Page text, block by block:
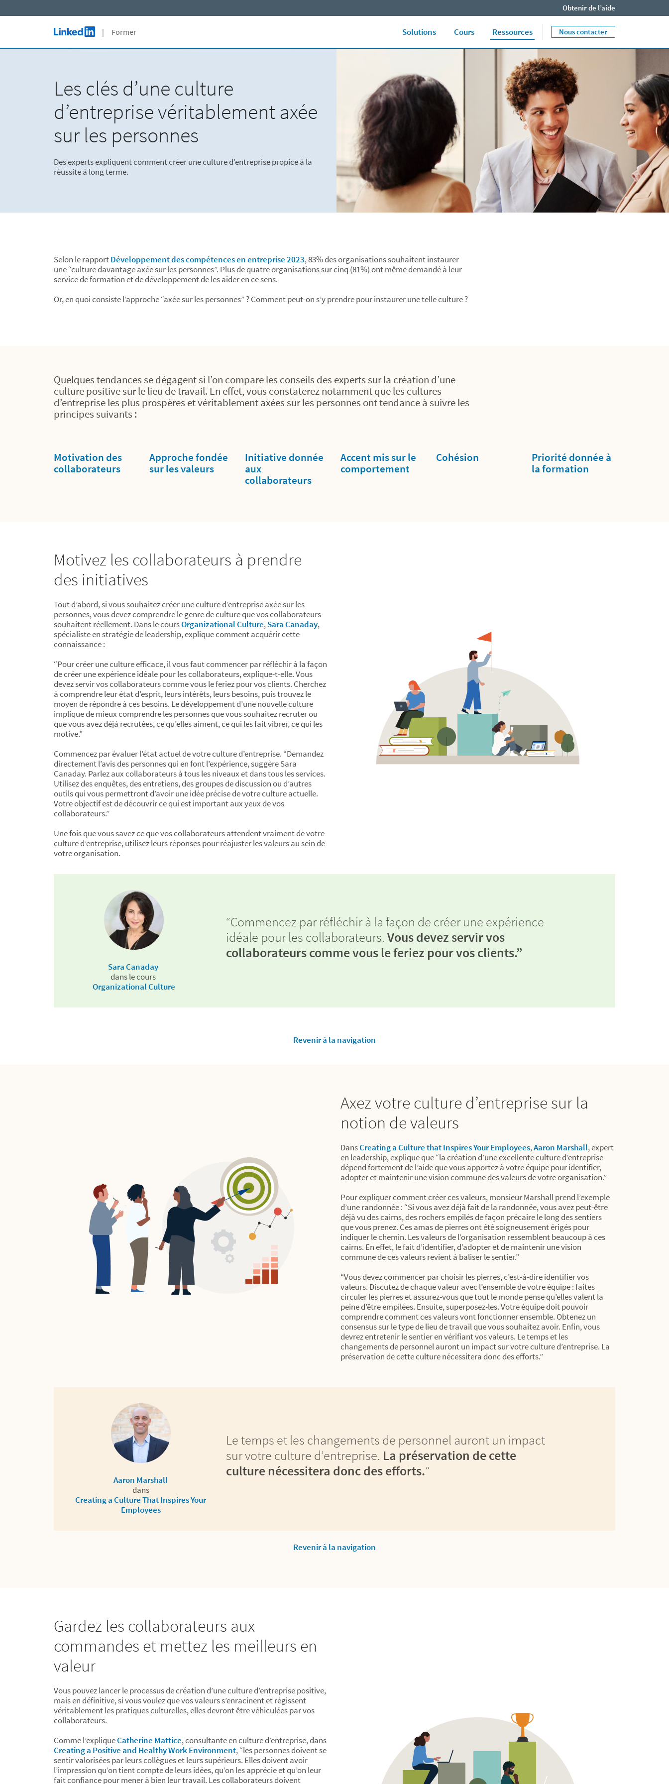
Close jump
Obtenir de l’aide
LinkedIn Logo | Former Solutions Cours Ressources Nous contacter
Pour les écoles et universités
Pour les administrations publiques
Formations Créativité
Programmes de certification
Études de cas clients
Workplace Learning Report
Les clés d’une culture
d’entreprise véritablement axée
sur les personnes
Des experts expliquent comment créer une culture d’entreprise propice à la
réussite à long terme.
Selon le rapportDéveloppement des compétences en entreprise 2023, 83% des organisations souhaitent instaurer
une “culture davantage axée sur les personnes”. Plus de quatre organisations sur cinq (81%) ont même demandé à leur
service de formation et de développement de les aider en ce sens.
Or, en quoi consiste l’approche “axée sur les personnes” ? Comment peut-on s’y prendre pour instaurer une telle culture ?
Quelques tendances se dégagent si l’on compare les conseils des experts sur la création d’une
culture positive sur le lieu de travail. En effet, vous constaterez notamment que les cultures
d’entreprise les plus prospères et véritablement axées sur les personnes ont tendance à suivre les
principes suivants :
Motivation des
collaborateurs
Approche fondée
sur les valeurs
Initiative donnée
aux
collaborateurs
Accent mis sur le
comportement
Cohésion
Priorité donnée à
la formation
Motivez les collaborateurs à prendre
des initiatives
Tout d’abord, si vous souhaitez créer une culture d’entreprise axée sur les
personnes, vous devez comprendre le genre de culture que vos collaborateurs
souhaitent réellement. Dans le coursOrganizational Culture,Sara Canaday,
spécialiste en stratégie de leadership, explique comment acquérir cette
connaissance :
“Pour créer une culture efficace, il vous faut commencer par réfléchir à la façon
de créer une expérience idéale pour les collaborateurs, explique-t-elle. Vous
devez servir vos collaborateurs comme vous le feriez pour vos clients. Cherchez
à comprendre leur état d’esprit, leurs intérêts, leurs besoins, puis trouvez le
moyen de répondre à ces besoins. Le développement d’une nouvelle culture
implique de mieux comprendre les personnes que vous souhaitez recruter ou
que vous avez déjà recrutées, ce qu’elles aiment, ce qui les fait vibrer, ce qui les
motive.”
Commencez par évaluer l’état actuel de votre culture d’entreprise. “Demandez
directement l’avis des personnes qui en font l’expérience, suggère Sara
Canaday. Parlez aux collaborateurs à tous les niveaux et dans tous les services.
Utilisez des enquêtes, des entretiens, des groupes de discussion ou d’autres
outils qui vous permettront d’avoir une idée précise de votre culture actuelle.
Votre objectif est de découvrir ce qui est important aux yeux de vos
collaborateurs.”
Une fois que vous savez ce que vos collaborateurs attendent vraiment de votre
culture d’entreprise, utilisez leurs réponses pour réajuster les valeurs au sein de
votre organisation.
Sara Canaday
dans le cours
Organizational Culture
“Commencez par réfléchir à la façon de créer une expérience
idéale pour les collaborateurs. Vous devez servir vos
collaborateurs comme vous le feriez pour vos clients.”
Revenir à la navigation
Axez votre culture d’entreprise sur la
notion de valeurs
DansCreating a Culture that Inspires Your Employees,Aaron Marshall, expert
en leadership, explique que “la création d’une excellente culture d’entreprise
dépend fortement de l’aide que vous apportez à votre équipe pour identifier,
adopter et maintenir une vision commune des valeurs de votre organisation.”
Pour expliquer comment créer ces valeurs, monsieur Marshall prend l’exemple
d’une randonnée : “Si vous avez déjà fait de la randonnée, vous avez peut-être
déjà vu des cairns, des rochers empilés de façon précaire le long des sentiers
que vous prenez. Ces amas de pierres ont été soigneusement érigés pour
indiquer le chemin. Les valeurs de l’organisation ressemblent beaucoup à ces
cairns. En effet, le fait d’identifier, d’adopter et de maintenir une vision
commune de ces valeurs revient à baliser le sentier.”
“Vous devez commencer par choisir les pierres, c’est-à-dire identifier vos
valeurs. Discutez de chaque valeur avec l’ensemble de votre équipe : faites
circuler les pierres et assurez-vous que tout le monde pense qu’elles valent la
peine d’être empilées. Ensuite, superposez-les. Votre équipe doit pouvoir
comprendre comment ces valeurs vont fonctionner ensemble. Obtenez un
consensus sur le type de lieu de travail que vous souhaitez avoir. Enfin, vous
devrez entretenir le sentier en vérifiant vos valeurs. Le temps et les
changements de personnel auront un impact sur votre culture d’entreprise. La
préservation de cette culture nécessitera donc des efforts.”
Aaron Marshall
dans
Creating a Culture That Inspires Your
Employees
Le temps et les changements de personnel auront un impact
sur votre culture d’entreprise. La préservation de cette
culture nécessitera donc des efforts.”
Revenir à la navigation
Gardez les collaborateurs aux
commandes et mettez les meilleurs en
valeur
Vous pouvez lancer le processus de création d’une culture d’entreprise positive,
mais en définitive, si vous voulez que vos valeurs s’enracinent et régissent
véritablement les pratiques culturelles, elles devront être véhiculées par vos
collaborateurs.
Comme l’expliqueCatherine Mattice, consultante en culture d’entreprise, dans
Creating a Positive and Healthy Work Environment, “les personnes doivent se
sentir valorisées par leurs collègues et leurs supérieurs. Elles doivent avoir
l’impression qu’on tient compte de leurs idées, qu’on les apprécie et qu’on leur
fait confiance pour mener à bien leur travail. Les collaborateurs doivent